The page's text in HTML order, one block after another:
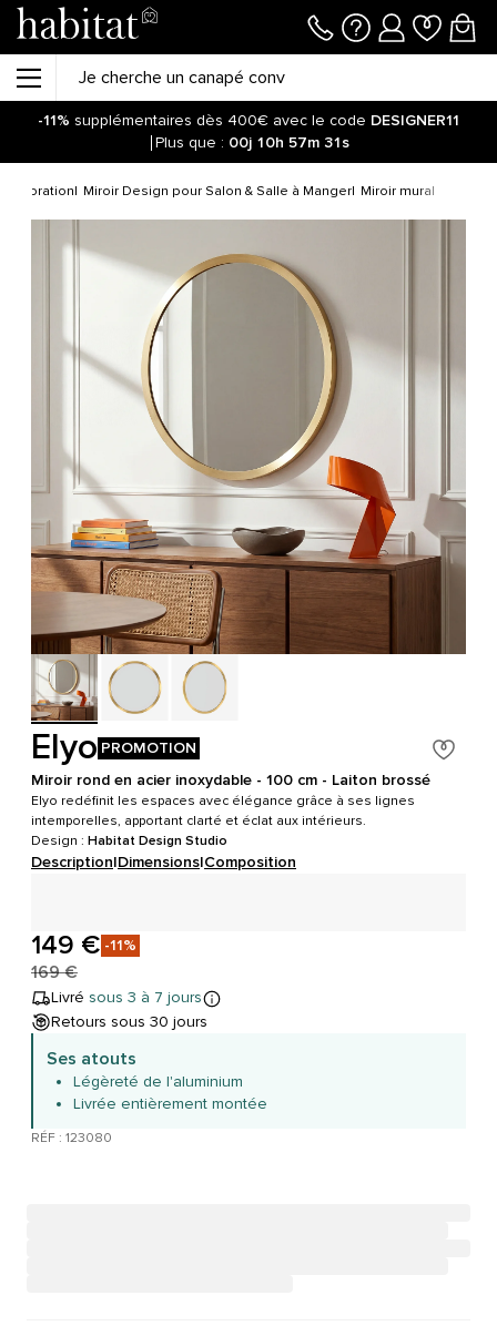
-11% supplémentaires dès 400€ avec le code DESIGNER11
Plus que : 00j 10h 57m 31s
décoration Miroir Design pour Salon & Salle à Manger Miroir mural
Elyo PROMOTION
Miroir rond en acier inoxydable - 100 cm - Laiton brossé
Elyo redéfinit les espaces avec élégance grâce à ses lignes
intemporelles, apportant clarté et éclat aux intérieurs.
Design : Habitat Design Studio
Description|Dimensions|Composition
149 € -11%
169 €
Livré sous 3 à 7 jours
Retours sous 30 jours
Ses atouts
Légèreté de l'aluminium
Livrée entièrement montée
RÉF : 123080